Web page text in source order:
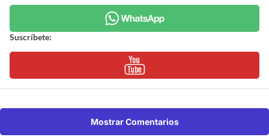
Suscríbete:
Mostrar Comentarios